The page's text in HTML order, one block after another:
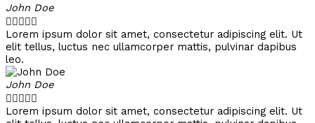
John Doe

Lorem ipsum dolor sit amet, consectetur adipiscing elit. Ut
elit tellus, luctus nec ullamcorper mattis, pulvinar dapibus
leo.
John Doe

Lorem ipsum dolor sit amet, consectetur adipiscing elit. Ut